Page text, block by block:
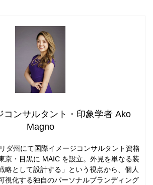
コンサルタント・印象学者 Ako
Magno
ダ州にて国際イメージコンサルタント資格
京・目黒に MAIC を設立。外見を単なる装
略として設計する」という視点から、個人
視化する独自のパーソナルブランディング